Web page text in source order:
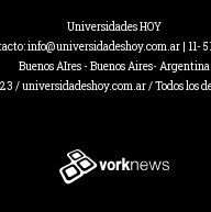
Universidades HOY
info@universidadeshoy.com.ar| 11-
Buenos AIres - Buenos Aires- Argentina
/ universidadeshoy.com.ar / Todos los